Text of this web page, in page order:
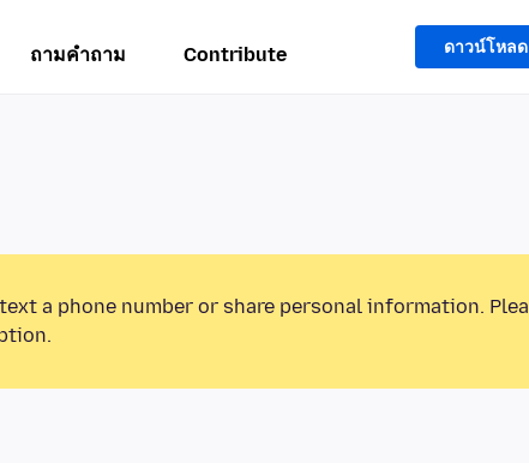
ถามคำถาม Contribute ดาวน์โหล
a phone number or share personal information.